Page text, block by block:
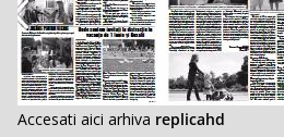
Accesati aici arhiva replicahd